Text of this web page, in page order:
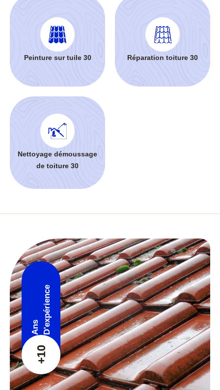
Peinture sur tuile 30 Réparation toiture 30
Nettoyage démoussage
de toiture 30
+10
Ans D'expérience